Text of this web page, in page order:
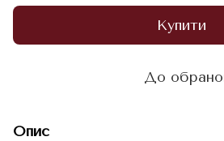
Купити
До
Опис